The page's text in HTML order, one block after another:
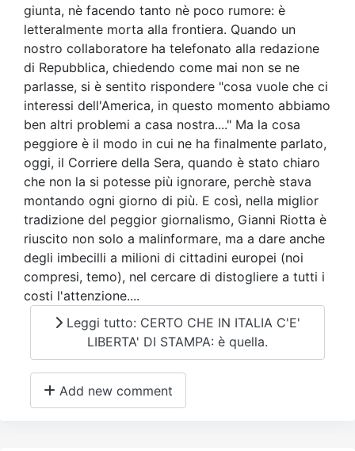
giunta, nè facendo tanto nè poco rumore: è
letteralmente morta alla frontiera. Quando un
nostro collaboratore ha telefonato alla redazione
di Repubblica, chiedendo come mai non se ne
parlasse, si è sentito rispondere "cosa vuole che ci
interessi dell'America, in questo momento abbiamo
ben altri problemi a casa nostra...." Ma la cosa
peggiore è il modo in cui ne ha finalmente parlato,
oggi, il Corriere della Sera, quando è stato chiaro
che non la si potesse più ignorare, perchè stava
montando ogni giorno di più. E così, nella miglior
tradizione del peggior giornalismo, Gianni Riotta è
riuscito non solo a malinformare, ma a dare anche
degli imbecilli a milioni di cittadini europei (noi
compresi, temo), nel cercare di distogliere a tutti i
costi l'attenzione....
Leggi tutto: CERTO CHE IN ITALIA C'E'
LIBERTA' DI STAMPA: è quella.
Add new comment